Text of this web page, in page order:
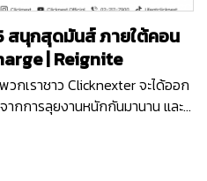
สนุกสุดมันส์ ภายใต้คอน
| Reignite
กเราชาว Clicknexter จะได้ออก
กการลุยงานหนักกันมานาน และ
ะกลางคืน เพื่อให้พนักงานได้
ห่งการทำงานขึ้นมาใหม่ เพราะ